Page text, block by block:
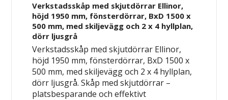
Verkstadsskåp med skjutdörrar Ellinor,
höjd 1950 mm, fönsterdörrar, BxD 1500 x
500 mm, med skiljevägg och 2 x 4 hyllplan,
dörr ljusgrå
Verkstadsskåp med skjutdörrar Ellinor,
höjd 1950 mm, fönsterdörrar, BxD 1500 x
500 mm, med skiljevägg och 2 x 4 hyllplan,
dörr ljusgrå.Skåp med skjutdörrar –
platsbesparande och effektivt